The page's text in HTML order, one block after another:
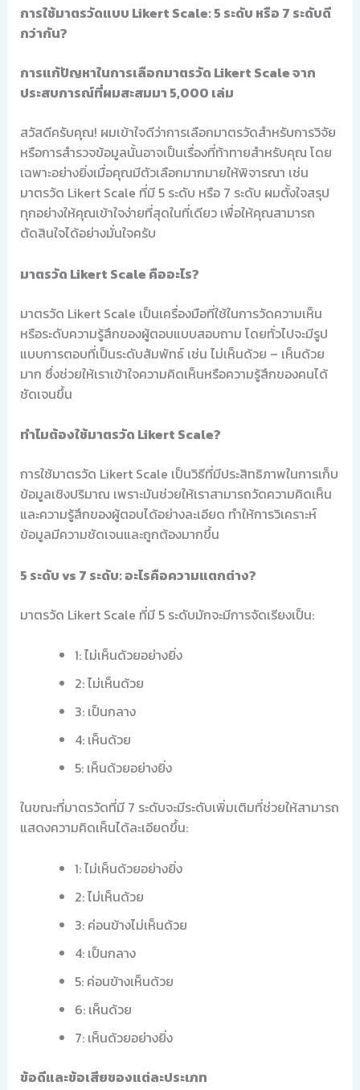
การใช้มาตรวัดแบบ Likert Scale: 5 ระดับ หรือ 7 ระดับดี
กว่ากัน?
การแก้ปัญหาในการเลือกมาตรวัด Likert Scale จาก
ประสบการณ์ที่ผมสะสมมา 5,000 เล่ม
สวัสดีครับคุณ! ผมเข้าใจดีว่าการเลือกมาตรวัดสำหรับการวิจัย
หรือการสำรวจข้อมูลนั้นอาจเป็นเรื่องที่ท้าทายสำหรับคุณ โดย
เฉพาะอย่างยิ่งเมื่อคุณมีตัวเลือกมากมายให้พิจารณา เช่น
มาตรวัด Likert Scale ที่มี 5 ระดับ หรือ 7 ระดับ ผมตั้งใจสรุป
ทุกอย่างให้คุณเข้าใจง่ายที่สุดในที่เดียว เพื่อให้คุณสามารถ
ตัดสินใจได้อย่างมั่นใจครับ
มาตรวัด Likert Scale คืออะไร?
มาตรวัด Likert Scale เป็นเครื่องมือที่ใช้ในการวัดความเห็น
หรือระดับความรู้สึกของผู้ตอบแบบสอบถาม โดยทั่วไปจะมีรูป
แบบการตอบที่เป็นระดับสัมพัทธ์ เช่น ไม่เห็นด้วย – เห็นด้วย
มาก ซึ่งช่วยให้เราเข้าใจความคิดเห็นหรือความรู้สึกของคนได้
ชัดเจนขึ้น
ทำไมต้องใช้มาตรวัด Likert Scale?
การใช้มาตรวัด Likert Scale เป็นวิธีที่มีประสิทธิภาพในการเก็บ
ข้อมูลเชิงปริมาณ เพราะมันช่วยให้เราสามารถวัดความคิดเห็น
และความรู้สึกของผู้ตอบได้อย่างละเอียด ทำให้การวิเคราะห์
ข้อมูลมีความชัดเจนและถูกต้องมากขึ้น
5 ระดับ vs 7 ระดับ: อะไรคือความแตกต่าง?
มาตรวัด Likert Scale ที่มี 5 ระดับมักจะมีการจัดเรียงเป็น:
1: ไม่เห็นด้วยอย่างยิ่ง
2: ไม่เห็นด้วย
3: เป็นกลาง
4: เห็นด้วย
5: เห็นด้วยอย่างยิ่ง
ในขณะที่มาตรวัดที่มี 7 ระดับจะมีระดับเพิ่มเติมที่ช่วยให้สามารถ
แสดงความคิดเห็นได้ละเอียดขึ้น:
1: ไม่เห็นด้วยอย่างยิ่ง
2: ไม่เห็นด้วย
3: ค่อนข้างไม่เห็นด้วย
4: เป็นกลาง
5: ค่อนข้างเห็นด้วย
6: เห็นด้วย
7: เห็นด้วยอย่างยิ่ง
ข้อดีและข้อเสียของแต่ละประเภท